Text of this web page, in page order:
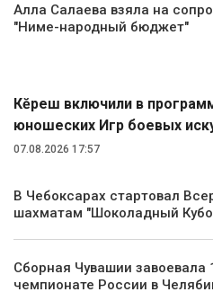
Алла Салаева взяла на
"Ниме-народный бюджет"
Кĕрешӳ включили в
юношеских Игр боевых
07.08.2026 17:57
В Чебоксарах стартовал
шахматам "Шоколадный
Сборная Чувашии завоевала
чемпионате России в